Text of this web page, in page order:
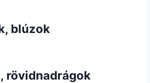
blúzok
rövidnadrágok